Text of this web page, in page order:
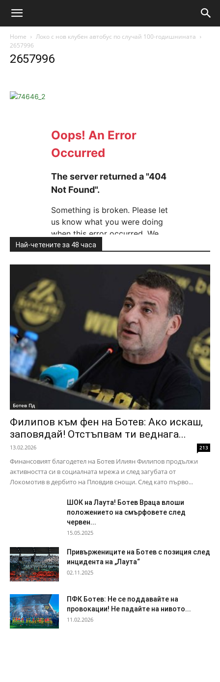
Home
Локо с нов клубен автобус по случай 100-годишнината
2657996
2657996
Най-четените за 48 часа
Ботев Пд
Филипов към фен на Ботев: Ако искаш,
заповядай! Отстъпвам ти веднага...
13.02.2026 213
Финансовият благодетел на Ботев Илиян Филипов продължи
активността си в социалната мрежа и след загубата от
Локомотив в дербито на Пловдив снощи. След като първо...
ШОК на Лаута! Ботев Враца влоши
положението на смърфовете след
червен...
15.05.2025
Привържениците на Ботев с позиция след
инцидента на „Лаута“
02.11.2025
ПФК Ботев: Не се поддавайте на
провокации! Не падайте на нивото...
11.02.2026